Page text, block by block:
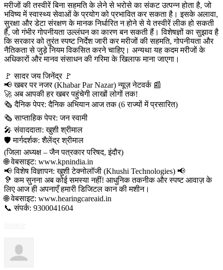
मरीजों की तस्वीरें बिना सहमति के लेने से भरोसे का संकट उत्पन्न होता है, जो
भविष्य में स्वास्थ्य सेवाओं के प्रयोग को प्रभावित कर सकता है। इसके अलावा,
सुरक्षा और डेटा संरक्षण के मानक निर्धारित न होने से ये तस्वीरें लीक हो सकती
हैं, जो गंभीर गोपनीयता उल्लंघन का कारण बन सकती हैं। विशेषज्ञों का सुझाव है
कि सरकार को तुरंत स्पष्ट निर्देश जारी कर मरीजों की सहमति, गोपनीयता और
नैतिकता से जुड़े नियम विकसित करने चाहिए। अन्यथा यह कदम मरीजों के
अधिकारों और मानव संसाधन की गरिमा के खिलाफ माना जाएगा।
​🚩 सादर जय जिनेंद्र 🚩
​📢 खबर पर नजर (Khabar Par Nazar) न्यूज़ नेटवर्क 📰
🚀 अब आपकी हर खबर पहुंचेगी लाखों लोगों तक!
​🗞️ दैनिक पेपर: दैनिक अभियान आज तक (6 राज्यों में प्रसारित)
🗞️ साप्ताहिक पेपर: जन स्वामी
​🎤 संवाददाता: खुशी श्रीमाल
🛡️ मार्गदर्शक: शैलेंद्र श्रीमाल
(जिला अध्यक्ष – जैन पत्रकार परिषद, इंदौर)
​🌐 वेबसाइट: www.kpnindia.in
​📢 विशेष विज्ञापन: खुशी टेक्नोलॉजी (Khushi Technologies) 📢
🦻 कम सुनना अब कोई समस्या नहीं! आधुनिक तकनीक और स्पष्ट आवाज़ के
लिए आज ही अपनाएँ हमारी डिजिटल कान की मशीन।
​🌐 वेबसाइट: www.hearingcareaid.in
📞 संपर्क: 9300041604